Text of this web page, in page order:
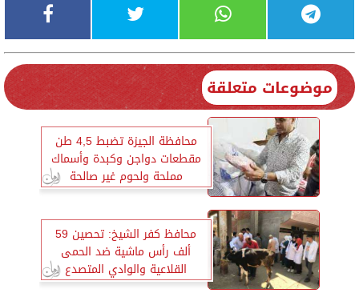
موضوعات متعلقة
محافظة الجيزة تضبط 4,5 طن
مقطعات دواجن وكبدة وأسماك
مملحة ولحوم غير صالحة
محافظ كفر الشيخ: تحصين 59
ألف رأس ماشية ضد الحمى
القلاعية والوادي المتصدع